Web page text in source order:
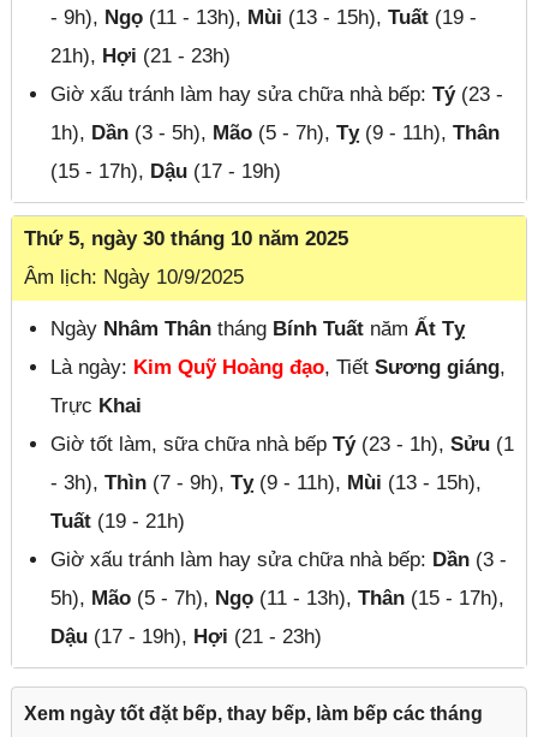
- 9h), Ngọ (11 - 13h), Mùi (13 - 15h),Tuất (19 -
21h), Hợi (21 - 23h)
Giờ xấu tránh làm hay sửa chữa nhà bếp:Tý(23 -
1h), Dần (3 - 5h), Mão (5 - 7h),Tỵ(9 - 11h),Thân
(15 - 17h), Dậu (17 - 19h)
Thứ 5, ngày 30 tháng 10 năm 2025
Âm lịch: Ngày 10/9/2025
Ngày Nhâm Thân tháng Bính Tuất nămẤt Tỵ
Là ngày: Kim Quỹ Hoàng đạo, TiếtSương giáng,
Trực Khai
Giờ tốt làm, sữa chữa nhà bếpTý(23 - 1h),Sửu (1
- 3h),Thìn (7 - 9h),Tỵ(9 - 11h), Mùi (13 - 15h),
Tuất (19 - 21h)
Giờ xấu tránh làm hay sửa chữa nhà bếp: Dần (3 -
5h), Mão (5 - 7h), Ngọ (11 - 13h),Thân (15 - 17h),
Dậu (17 - 19h), Hợi (21 - 23h)
Xem ngày tốt đặt bếp, thay bếp, làm bếp các tháng